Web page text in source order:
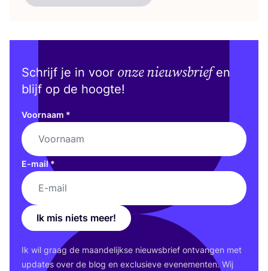
Schrijf je in voor onze nieuwsbriefen
blijf op de hoogte!
Voornaam *
E-mail*
Ik mis niets meer!
Ik wil graag de maan­de­lijk­se nieuws­brief ont­van­gen met
upda­tes over de blog en exclu­sie­ve eve­ne­men­ten. Wij